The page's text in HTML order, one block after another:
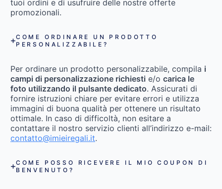
tuoi ordini e di usufruire delle nostre offerte
promozionali.
COME ORDINARE UN PRODOTTO
PERSONALIZZABILE?
Per ordinare un prodotto personalizzabile, compila i
campi di personalizzazione richiesti e/o carica le
foto utilizzando il pulsante dedicato. Assicurati di
fornire istruzioni chiare per evitare errori e utilizza
immagini di buona qualità per ottenere un risultato
ottimale. In caso di difficoltà, non esitare a
contattare il nostro servizio clienti all’indirizzo e-mail:
contatto@imieiregali.it.
COME POSSO RICEVERE IL MIO COUPON DI
BENVENUTO?